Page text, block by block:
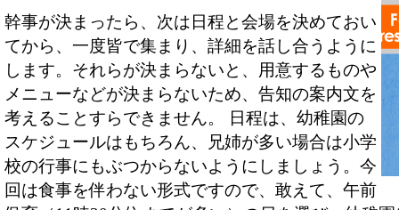
幹事が決まったら、次は日程と会場を決めておい
てから、一度皆で集まり、詳細を話し合うように
します。それらが決まらないと、用意するものや
メニューなどが決まらないため、告知の案内文を
考えることすらできません。 日程は、幼稚園の
スケジュールはもちろん、兄姉が多い場合は小学
校の行事にもぶつからないようにしましょう。今
回は食事を伴わない形式ですので、敢えて、午前